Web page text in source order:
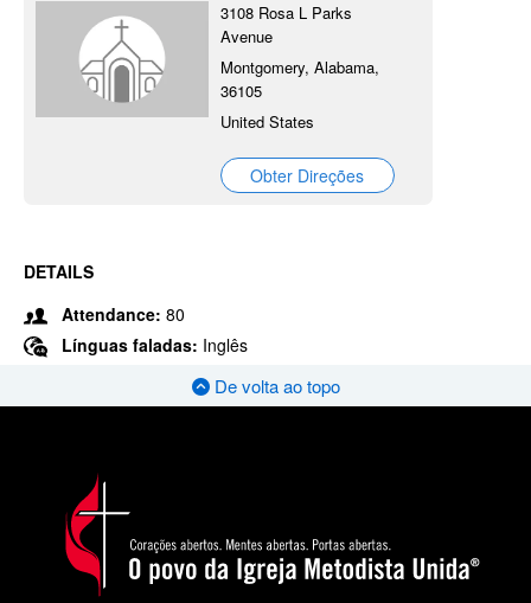
3108 Rosa L Parks
Avenue
Montgomery, Alabama,
36105
United States
Obter Direções
DETAILS
Attendance: 80
Línguas faladas: Inglês
De volta ao topo